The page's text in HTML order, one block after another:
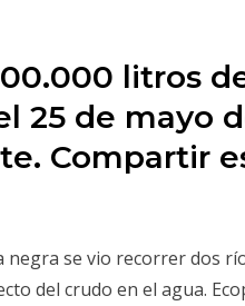
litros
25 de mayo
Compartir
negra se vio recorrer dos
del crudo en el agua.